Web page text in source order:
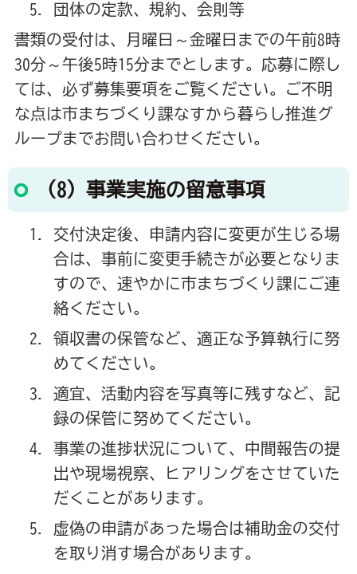
団体の定款、規約、会則等
書類の受付は、月曜日～金曜日までの午前8時
30分～午後5時15分までとします。応募に際し
ては、必ず募集要項をご覧ください。ご不明
な点は市まちづくり課なすから暮らし推進グ
ループまでお問い合わせください。
（8）事業実施の留意事項
交付決定後、申請内容に変更が生じる場
合は、事前に変更手続きが必要となりま
すので、速やかに市まちづくり課にご連
絡ください。
領収書の保管など、適正な予算執行に努
めてください。
適宜、活動内容を写真等に残すなど、記
録の保管に努めてください。
事業の進捗状況について、中間報告の提
出や現場視察、ヒアリングをさせていた
だくことがあります。
虚偽の申請があった場合は補助金の交付
を取り消す場合があります。